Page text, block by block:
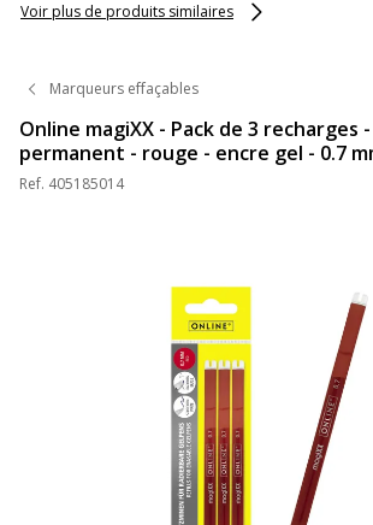
Voir plus de produits similaires
Marqueurs effaçables
Online magiXX - Pack de 3 recharges
permanent - rouge - encre gel - 0.7
Ref. 405185014